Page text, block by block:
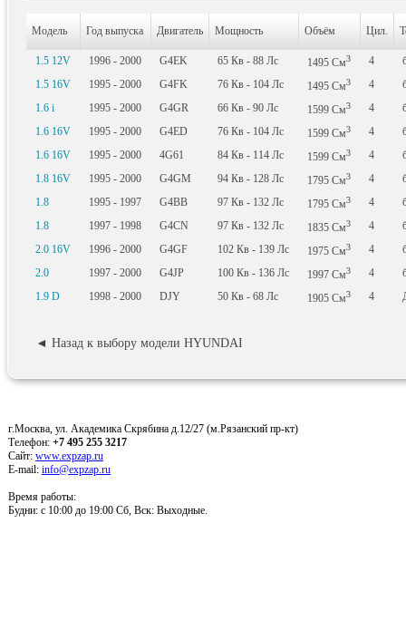
Модель Год выпуска Двигатель Мощность Объём Цил.
1.5 12V 1996 - 2000 G4EK 65 Кв - 88 Лс 1495 См3 4
1.5 16V
1995 - 2000 G4FK 76 Кв - 104 Лс 1495 См3 4
1.6 i
1995 - 2000 G4GR 66 Кв - 90 Лс 1599 См3 4
1.6 16V
1995 - 2000 G4ED 76 Кв - 104 Лс 1599 См3 4
1.6 16V
1995 - 2000 4G61 84 Кв - 114 Лс 1599 См3 4
1.8 16V
1995 - 2000 G4GM 94 Кв - 128 Лс 1795 См3 4
1.8
1995 - 1997 G4BB 97 Кв - 132 Лс 1795 См3 4
1.8
1997 - 1998 G4CN 97 Кв - 132 Лс 1835 См3 4
2.0 16V
1996 - 2000 G4GF 102 Кв - 139 Лс 1975 См3 4
2.0
1997 - 2000 G4JP 100 Кв - 136 Лс 1997 См3 4
1.9 D
1998 - 2000 DJY 50 Кв - 68 Лс 1905 См3 4
◄ Назад к выбору модели HYUNDAI
г.Москва, ул. Академика Скрябина д.12/27 (м.Рязанский пр-кт)
Телефон: +7 495 255 3217
Сайт: www.expzap.ru
E-mail: info@expzap.ru
Время работы:
Будни: c 10:00 до 19:00 Сб, Вск: Выходные.